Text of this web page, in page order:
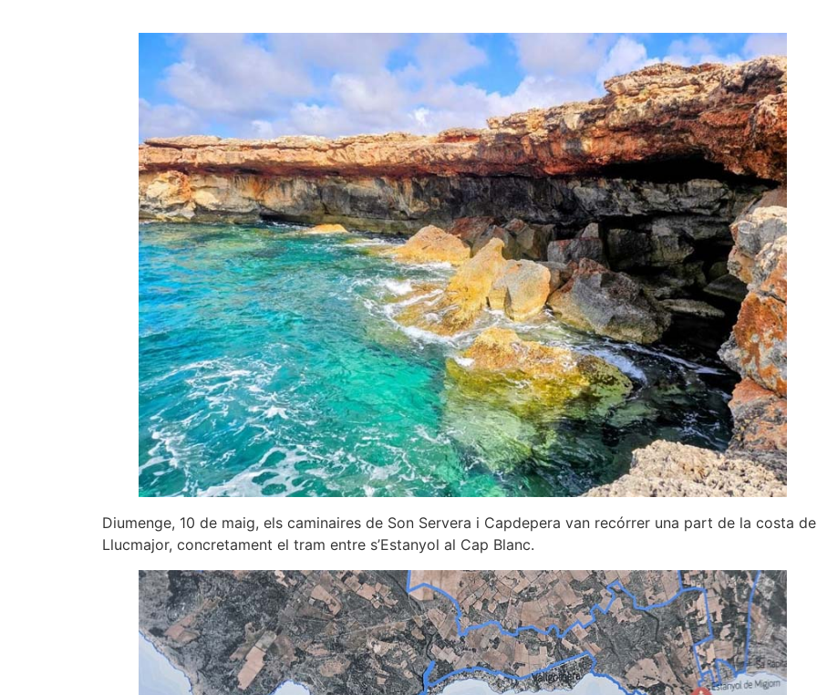
Diumenge, 10 de maig, els caminaires de Son Servera i Capdepera van recórrer una part de la costa de
Llucmajor, concretament el tram entre s’Estanyol al Cap Blanc.